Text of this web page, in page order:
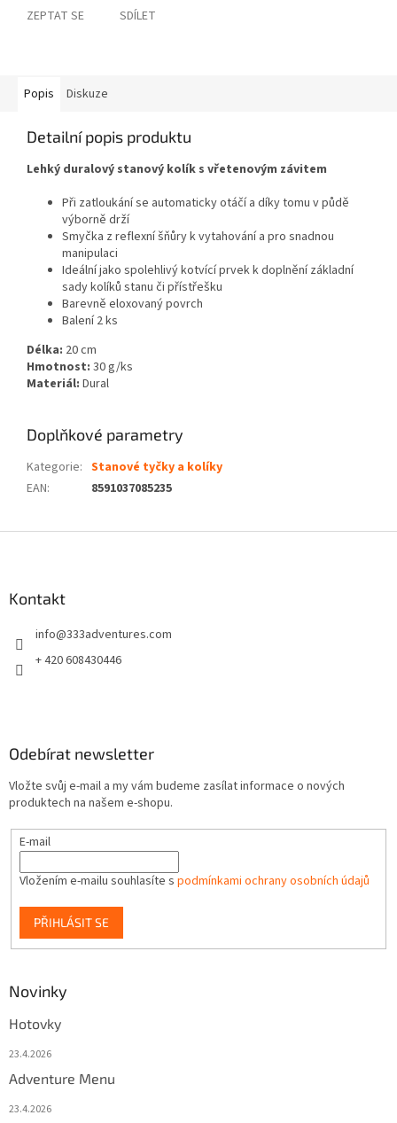
ZEPTAT SE SDÍLET
Popis Diskuze
Detailní popis produktu
Lehký duralový stanový kolík s vřetenovým závitem
Při zatloukání se automaticky otáčí a díky tomu v půdě
výborně drží
Smyčka z reflexní šňůry k vytahování a pro snadnou
manipulaci
Ideální jako spolehlivý kotvící prvek k doplnění základní
sady kolíků stanu či přístřešku
Barevně eloxovaný povrch
Balení 2 ks
Délka: 20 cm
Hmotnost: 30 g/ks
Materiál: Dural
Doplňkové parametry
Kategorie: Stanové tyčky a kolíky
EAN: 8591037085235
Kontakt
info@333adventures.com
+ 420 608430446
Odebírat newsletter
Vložte svůj e-mail a my vám budeme zasílat informace o nových
produktech na našem e-shopu.
E-mail
Vložením e-mailu souhlasíte s podmínkami ochrany osobních údajů
PŘIHLÁSIT SE
Novinky
Hotovky
23.4.2026
Adventure Menu
23.4.2026